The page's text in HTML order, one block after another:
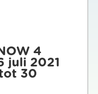
4
juli 2021
30